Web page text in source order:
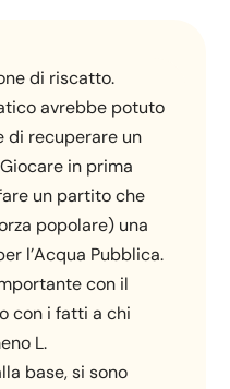
di riscatto.
avrebbe potuto
di recuperare un
in prima
un partito che
popolare) una
l’Acqua Pubblica.
con il
con i fatti a chi
L.
base, si sono